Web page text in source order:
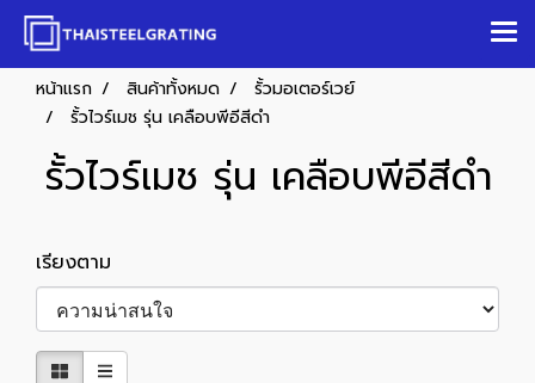
หน้าแรก สินค้าทั้งหมด
รั้วมอเตอร์เวย์
รั้วไวร์เมช รุ่น เคลือบพีอีสีดำ
รั้วไวร์เมช รุ่น เคลือบพีอีสีดำ
เรียงตาม